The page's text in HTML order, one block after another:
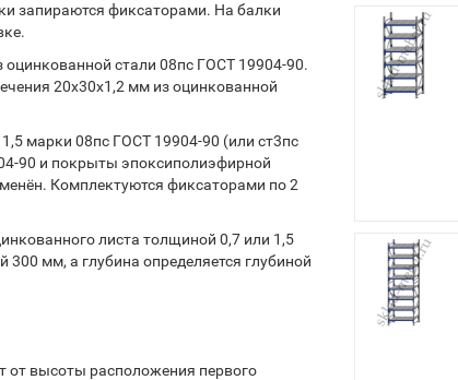
запираются фиксаторами. На балки
стали 08пс ГОСТ 19904-90.
20х30х1,2 мм из оцинкованной
марки 08пс ГОСТ 19904-90 (или ст3пс
90 и покрыты эпоксиполиэфирной
Комплектуются фиксаторами по 2
листа толщиной 0,7 или 1,5
мм, а глубина определяется глубиной
от высоты расположения первого